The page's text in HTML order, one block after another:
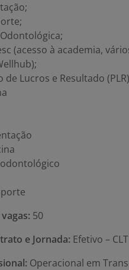
(acesso à academia,
de Lucros e Resultado
50
e Jornada: Efetivo –
Operacional em